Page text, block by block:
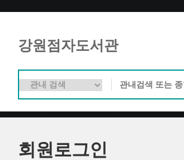
강원점자도서관
회원로그인